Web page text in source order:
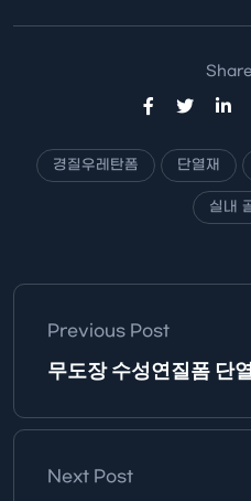
맛있는…
경질우레탄폼 단열재
실내
Previous Post
무도장 수성연질폼 단
Next Post